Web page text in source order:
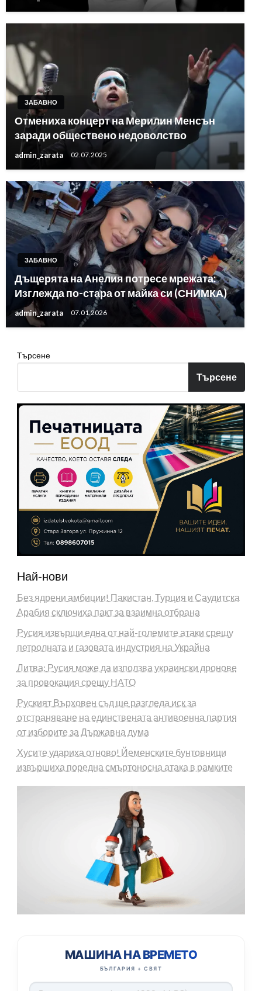
ЗАБАВНО
Отмениха концерт на Мерилин Менсън
заради обществено недоволство
admin_zarata 02.07.2025
ЗАБАВНО
Дъщерята на Анелия потресе мрежата:
Изглежда по-стара от майка си (СНИМКА)
admin_zarata 07.01.2026
Търсене
Търсене
Най-нови
Без ядрени амбиции! Пакистан, Турция и Саудитска
Арабия сключиха пакт за взаимна отбрана
Русия извърши една от най-големите атаки срещу
петролната и газовата индустрия на Украйна
Литва: Русия може да използва украински дронове
за провокация срещу НАТО
Руският Върховен съд ще разгледа иск за
отстраняване на единствената антивоенна партия
от изборите за Държавна дума
Хусите удариха отново! Йеменските бунтовници
извършиха поредна смъртоносна атака в рамките
МАШИНА НА ВРЕМЕТО
БЪЛГАРИЯ + СВЯТ